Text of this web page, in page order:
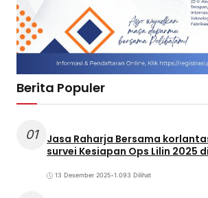
Berita Populer
01
Jasa Raharja Bersama
survei Kesiapan Ops Lilin 2025
13 Desember 2025•1.093 Dilihat